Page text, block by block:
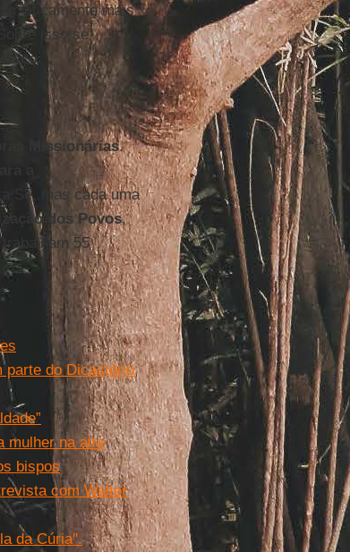
"misticamente mais"
Sobre isso se
.
Missionárias.
a
Sé, mas cada uma
dos Povos,
55
parte do Dicastério
mulher na alta
bispos
com Walter
da Cúria''.